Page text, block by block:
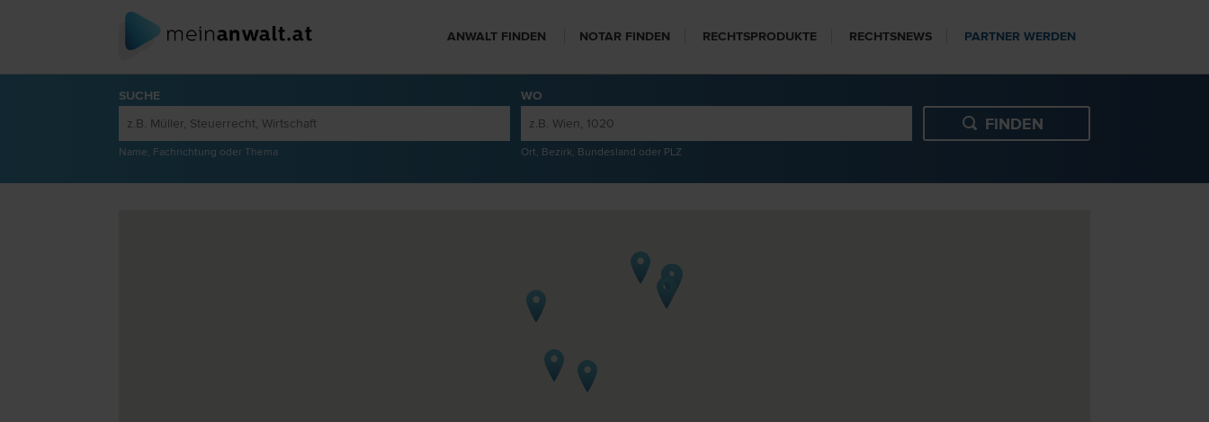
ANWALT FINDEN NOTAR FINDEN RECHTSPRODUKTE RECHTSNEWS PARTNER WERDEN
SUCHE
Name, Fachrichtung oder Thema
WO
Ort, Bezirk, Bundesland oder PLZ